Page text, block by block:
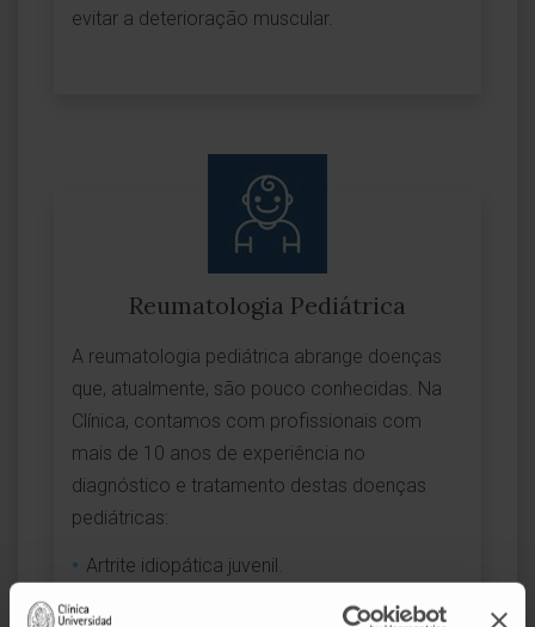
evitar a deterioração muscular.
Reumatologia Pediátrica
A reumatologia pediátrica abrange doenças
que, atualmente, são pouco conhecidas. Na
Clínica, contamos com profissionais com
mais de 10 anos de experiência no
diagnóstico e tratamento destas doenças
pediátricas:
Artrite idiopática juvenil.